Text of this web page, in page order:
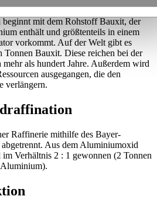
mit dem Rohstoff Bauxit, der
enthält und größtenteils in einem
vorkommt. Auf der Welt gibt es
Bauxit. Diese reichen bei der
als hundert Jahre. Außerdem wird
ausgegangen, die den
verlängern.
Raffinerie mithilfe des Bayer-
Aus dem Aluminiumoxid
Verhältnis 2 : 1 gewonnen (2 Tonnen